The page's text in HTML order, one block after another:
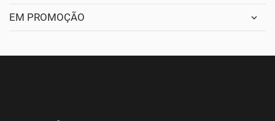
EM PROMOÇÃO